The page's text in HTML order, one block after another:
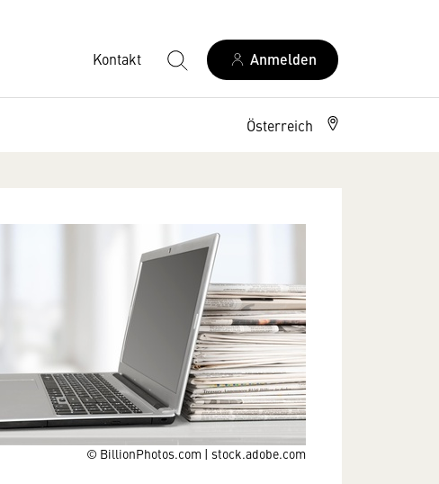
Kontakt Anmelden
Österreich
© BillionPhotos.com | stock.adobe.com